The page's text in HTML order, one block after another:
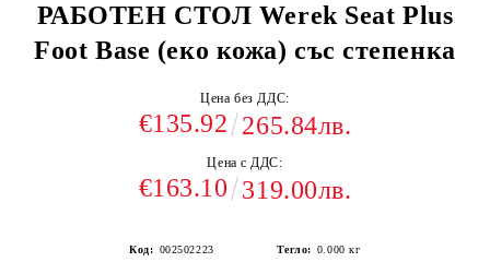
РАБОТЕН СТОЛ Werek Seat Plus
Foot Base (еко кожа) със степенка
Цена без ДДС:
€135.92 265.84лв.
Цена с ДДС:
€163.10 319.00лв.
Код: 002502223 Тегло: 0.000 кг